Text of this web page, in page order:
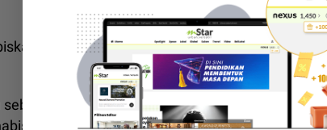
Kemudian saya tambah sebungkus lagi nasi
RM2.50. Sampai bungkusan kedua, caj
katanya.